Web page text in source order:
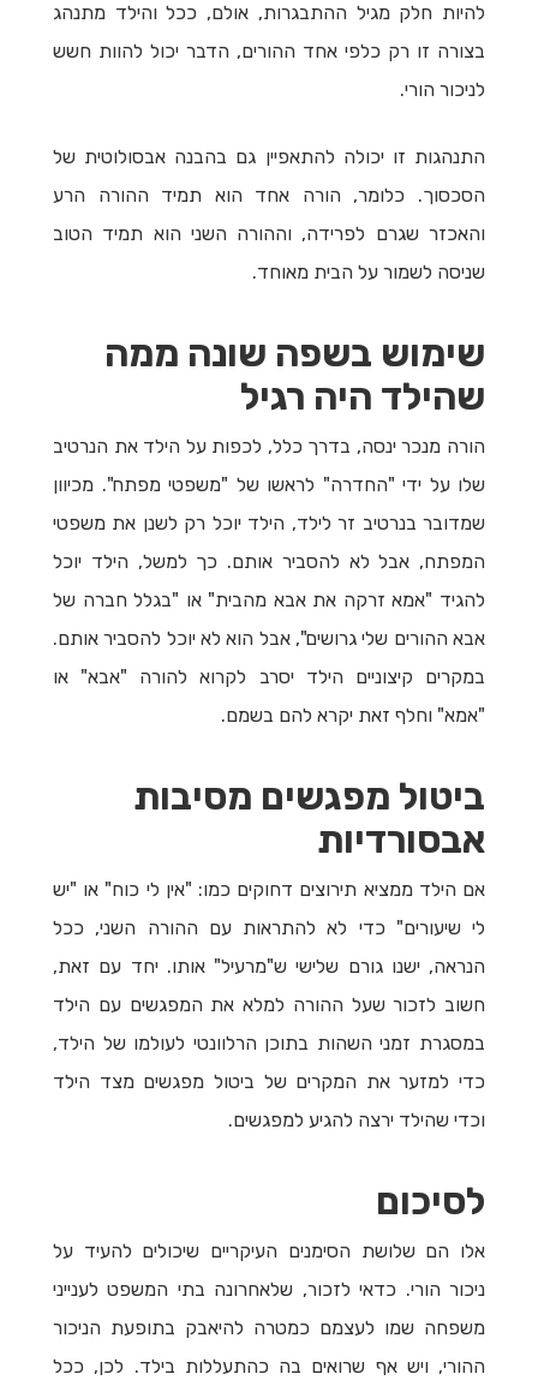
להיות חלק מגיל ההתבגרות, אולם, ככל והילד מתנהג
בצורה זו רק כלפי אחד ההורים, הדבר יכול להוות חשש
לניכור הורי.
התנהגות זו יכולה להתאפיין גם בהבנה אבסולוטית של
הסכסוך. כלומר, הורה אחד הוא תמיד ההורה הרע
והאכזר שגרם לפרידה, וההורה השני הוא תמיד הטוב
שניסה לשמור על הבית מאוחד.
שימוש בשפה שונה ממה
שהילד היה רגיל
הורה מנכר ינסה, בדרך כלל, לכפות על הילד את הנרטיב
שלו על ידי "החדרה" לראשו של "משפטי מפתח". מכיוון
שמדובר בנרטיב זר לילד, הילד יוכל רק לשנן את משפטי
המפתח, אבל לא להסביר אותם. כך למשל, הילד יוכל
להגיד "אמא זרקה את אבא מהבית" או "בגלל חברה של
אבא ההורים שלי גרושים", אבל הוא לא יוכל להסביר אותם.
במקרים קיצוניים הילד יסרב לקרוא להורה "אבא" או
"אמא" וחלף זאת יקרא להם בשמם.
ביטול מפגשים מסיבות
אבסורדיות
אם הילד ממציא תירוצים דחוקים כמו: "אין לי כוח" או "יש
לי שיעורים" כדי לא להתראות עם ההורה השני, ככל
הנראה, ישנו גורם שלישי ש"מרעיל" אותו. יחד עם זאת,
חשוב לזכור שעל ההורה למלא את המפגשים עם הילד
במסגרת זמני השהות בתוכן הרלוונטי לעולמו של הילד,
כדי למזער את המקרים של ביטול מפגשים מצד הילד
וכדי שהילד ירצה להגיע למפגשים.
לסיכום
אלו הם שלושת הסימנים העיקריים שיכולים להעיד על
ניכור הורי. כדאי לזכור, שלאחרונה בתי המשפט לענייני
משפחה שמו לעצמם כמטרה להיאבק בתופעת הניכור
ההורי, ויש אף שרואים בה כהתעללות בילד. לכן, ככל